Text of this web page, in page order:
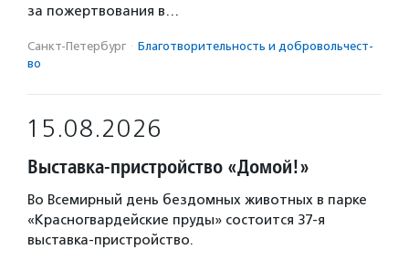
за пожертвования в…
Санкт-Петербург · Благотвори­тель­ность и доброволь­чест­
во
15.08.2026
Выставка-пристройство «Домой!»
Во Всемирный день бездомных животных в парке
«Красногвардейские пруды» состоится 37-я
выставка-пристройство.